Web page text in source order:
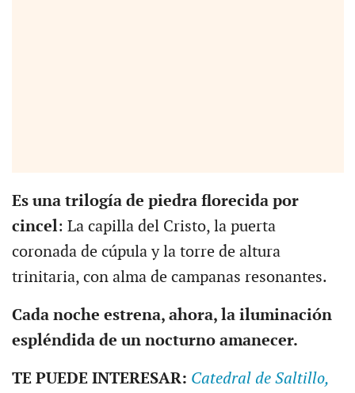
Es una trilogía de piedra florecida por
cincel: La capilla del Cristo, la puerta
coronada de cúpula y la torre de altura
trinitaria, con alma de campanas resonantes.
Cada noche estrena, ahora, la iluminación
espléndida de un nocturno amanecer.
TE PUEDE INTERESAR: Catedral de Saltillo,